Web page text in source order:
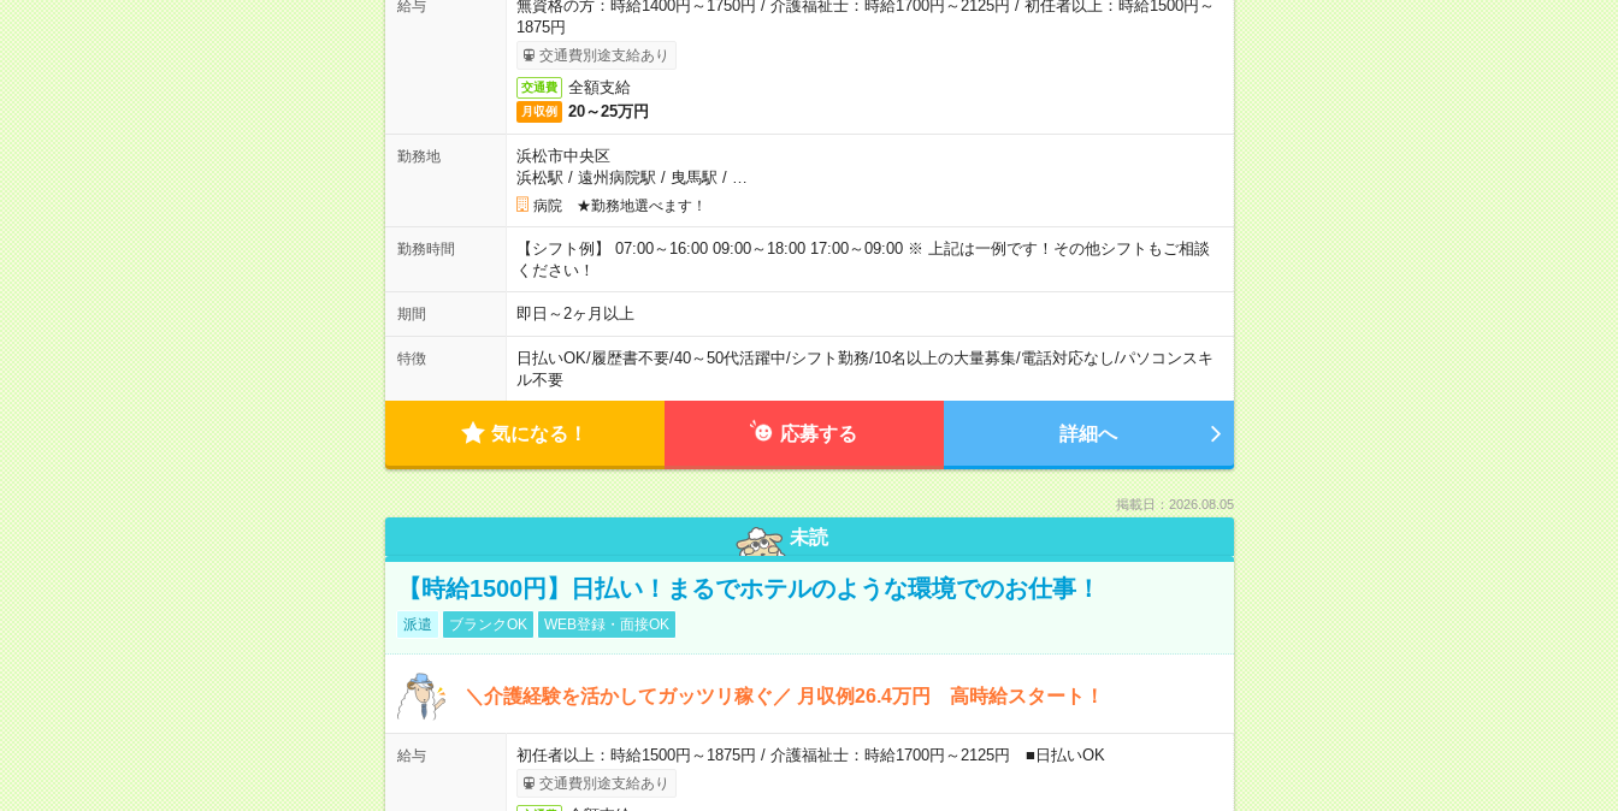
給与
無資格の方：時給1400円～1750円 / 介護福祉士：時給1700円～2125円 / 初任者以上：時給1500円～
1875円
交通費別途支給あり
交通費 全額支給
月収例 20～25万円
勤務地
浜松市中央区
浜松駅 / 遠州病院駅 / 曳馬駅 /
病院 ★勤務地選べます！
勤務時間
【シフト例】 07:00～16:00 09:00～18:00 17:00～09:00 ※ 上記は一例です！その他シフトもご相談
ください！
期間 即日～2ヶ月以上
特徴 日払いOK/履歴書不要/40～50代活躍中/シフト勤務/10名以上の大量募集/電話対応なし/パソコンスキ
ル不要
気になる！ 応募する 詳細へ
掲載日：2026.08.05
未読
【時給1500円】日払い！まるでホテルのような環境でのお仕事！
派遣 ブランクOK WEB登録・面接OK
＼介護経験を活かしてガッツリ稼ぐ／ 月収例26.4万円 高時給スタート！
給与 初任者以上：時給1500円～1875円 / 介護福祉士：時給1700円～2125円 ■日払いOK
交通費別途支給あり